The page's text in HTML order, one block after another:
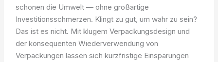
schonen die Umwelt — ohne großartige
Investitionsschmerzen. Klingt zu gut, um wahr zu sein?
Das ist es nicht. Mit klugem Verpackungsdesign und
der konsequenten Wiederverwendung von
Verpackungen lassen sich kurzfristige Einsparungen